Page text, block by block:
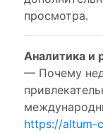
просмотра.
Аналитика и
— Почему
https://altum-